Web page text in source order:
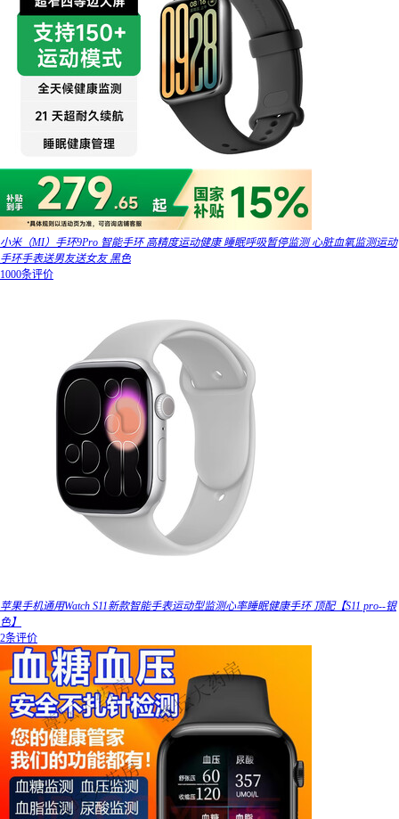
小米（MI）手环9Pro 智能手环 高精度运动健康 睡眠呼吸暂停监测 心脏血氧监测运动
手环手表送男友送女友 黑色
1000条评价
苹果手机通用Watch S11新款智能手表运动型监测心率睡眠健康手环 顶配【S11 pro--银
色】
2条评价